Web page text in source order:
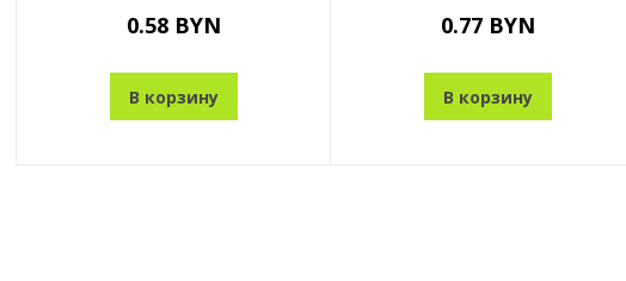
0.58 BYN
В корзину
0.77 BYN
В корзину